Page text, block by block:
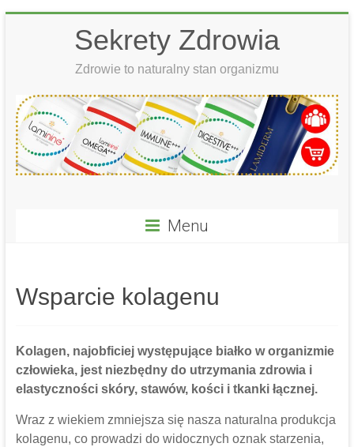
Sekrety Zdrowia
Zdrowie to naturalny stan organizmu
Menu
Wsparcie kolagenu
Kolagen, najobficiej występujące białko w organizmie
człowieka, jest niezbędny do utrzymania zdrowia i
elastyczności skóry, stawów, kości i tkanki łącznej.
Wraz z wiekiem zmniejsza się nasza naturalna produkcja
kolagenu, co prowadzi do widocznych oznak starzenia,